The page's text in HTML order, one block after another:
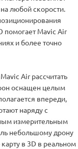
любой скорости.
помогает Mavic Air
и более точно
Air рассчитать
оснащен целым
впереди,
наряду с
измерительным
небольшому дрону
в 3D в реальном